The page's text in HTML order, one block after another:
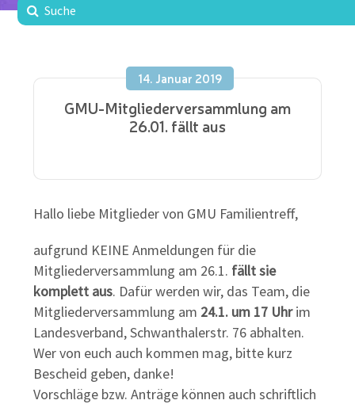
14. Januar 2019
GMU-Mitgliederversammlung am
26.01. fällt aus
Hallo liebe Mitglieder von GMU Familientreff,
aufgrund KEINE Anmeldungen für die
Mitgliederversammlung am 26.1. fällt sie
komplett aus. Dafür werden wir, das Team, die
Mitgliederversammlung am 24.1. um 17 Uhrim
Landesverband, Schwanthalerstr. 76 abhalten.
Wer von euch auch kommen mag, bitte kurz
Bescheid geben, danke!
Vorschläge bzw. Anträge können auch schriftlich